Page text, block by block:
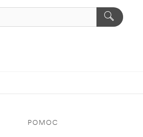
POMOC